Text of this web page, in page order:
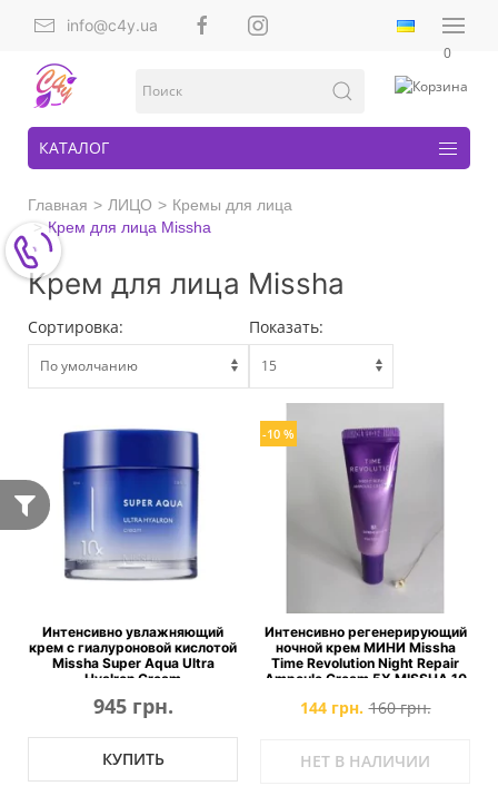
info@c4y.ua
0
КАТАЛОГ
Главная ЛИЦО
Кремы для лица
Крем для лица Missha
Крем для лица Missha
Сортировка: Показать:
Интенсивно увлажняющий
крем с гиалуроновой кислотой
Missha Super Aqua Ultra
Hyalron Cream
945 грн.
КУПИТЬ
-10 %
Интенсивно регенерирующий
ночной крем МИНИ Missha
Time Revolution Night Repair
Ampoule Cream 5X MISSHA 10
144 грн. 160 грн.
НЕТ В НАЛИЧИИ